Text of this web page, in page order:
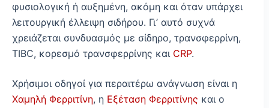
φυσιολογική ή αυξημένη, ακόμη και όταν υπάρχει
λειτουργική έλλειψη σιδήρου. Γι’ αυτό συχνά
χρειάζεται συνδυασμός με σίδηρο, τρανσφερρίνη,
TIBC, κορεσμό τρανσφερρίνης και CRP.
Χρήσιμοι οδηγοί για περαιτέρω ανάγνωση είναι η
Χαμηλή Φερριτίνη, η Εξέταση Φερριτίνης και ο